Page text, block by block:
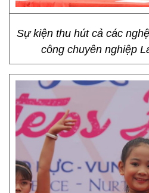
Sự kiện thu hút cả các
công chuyên nghiệp